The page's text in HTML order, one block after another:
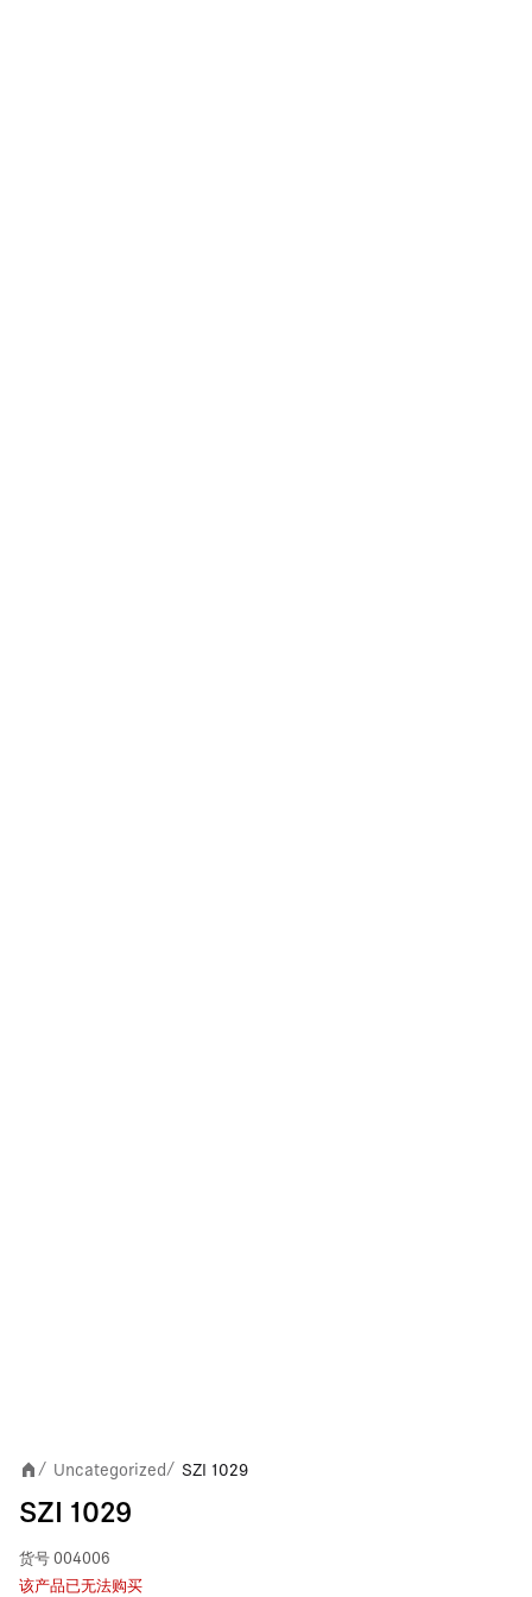
/ Uncategorized / SZI 1029
SZI 1029
货号 004006
该产品已无法购买